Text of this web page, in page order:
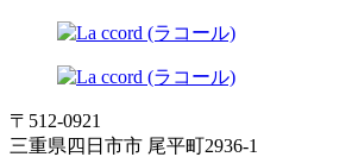
〒512-0921
三重県四日市市 尾平町2936-1